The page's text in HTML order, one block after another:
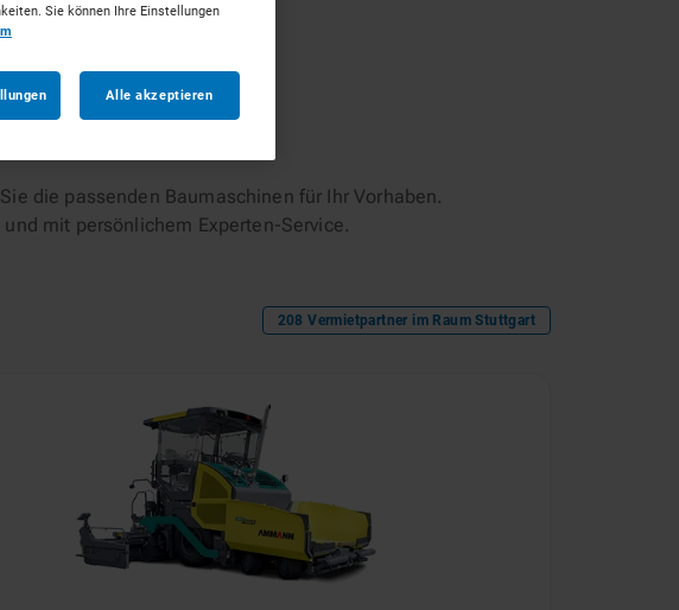
die passenden Baumaschinen für Ihr Vorhaben.
mit persönlichem Experten-Service.
208 Vermietpartner im RaumStuttgart
Sie können Ihre Einstellungen
Alle akzeptieren